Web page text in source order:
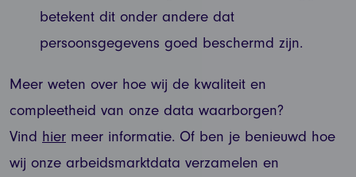
betekent dit onder andere dat
persoonsgegevens goed beschermd zijn.
Meer weten over hoe wij de kwaliteit en
compleetheid van onze data waarborgen?
Vind hier meer informatie. Of ben je benieuwd hoe
wij onze arbeidsmarktdata verzamelen en